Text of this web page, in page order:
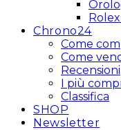
Chrono24
Come
Come
Recensioni
I più
Classifica
SHOP
Newsletter